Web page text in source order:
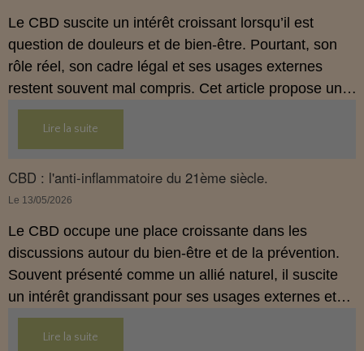
Le CBD suscite un intérêt croissant lorsqu’il est
question de douleurs et de bien‑être. Pourtant, son
rôle réel, son cadre légal et ses usages externes
restent souvent mal compris. Cet article propose une
mise au point claire, moderne et conforme à la
réglementation française de 2026, afin de mieux
comprendre comment le CBD s’intègre dans une
approche globale de prévention.
Lire la suite
CBD : l'anti-inflammatoire du 21ème siècle.
Le 13/05/2026
Le CBD occupe une place croissante dans les
discussions autour du bien‑être et de la prévention.
Souvent présenté comme un allié naturel, il suscite
un intérêt grandissant pour ses usages externes et
son interaction avec le système endocannabinoïde.
Cet article propose une mise au point claire, moderne
Lire la suite